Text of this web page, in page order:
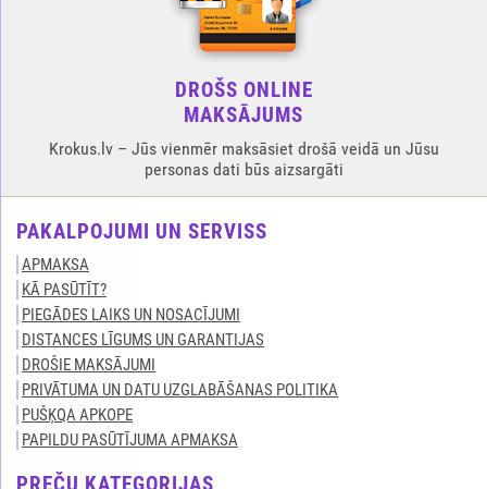
DROŠS ONLINE
MAKSĀJUMS
Krokus.lv – Jūs vienmēr maksāsiet drošā veidā un Jūsu
personas dati būs aizsargāti
PAKALPOJUMI UN SERVISS
APMAKSA
KĀ PASŪTĪT?
PIEGĀDES LAIKS UN NOSACĪJUMI
DISTANCES LĪGUMS UN GARANTIJAS
DROŠIE MAKSĀJUMI
PRIVĀTUMA UN DATU UZGLABĀŠANAS POLITIKA
PUŠĶQA APKOPE
PAPILDU PASŪTĪJUMA APMAKSA